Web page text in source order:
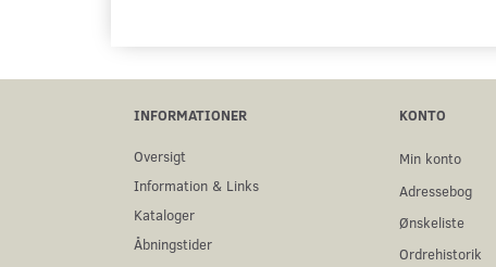
INFORMATIONER
Oversigt
Information & Links
Kataloger
Åbningstider
KONTO
Min konto
Adressebog
Ønskeliste
Ordrehistorik